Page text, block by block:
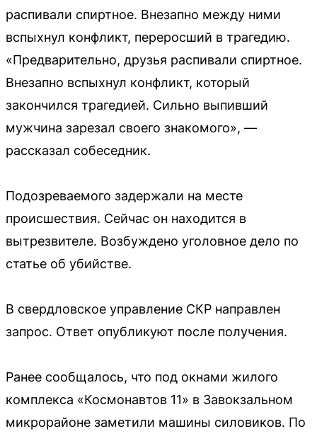
распивали спиртное. Внезапно между ними
вспыхнул конфликт, переросший в трагедию.
«Предварительно, друзья распивали спиртное.
Внезапно вспыхнул конфликт, который
закончился трагедией. Сильно выпивший
мужчина зарезал своего знакомого», —
рассказал собеседник.
Подозреваемого задержали на месте
происшествия. Сейчас он находится в
вытрезвителе. Возбуждено уголовное дело по
статье об убийстве.
В свердловское управление СКР направлен
запрос. Ответ опубликуют после получения.
Ранее сообщалось, что под окнами жилого
комплекса «Космонавтов 11» в Завокзальном
микрорайоне заметили машины силовиков. По